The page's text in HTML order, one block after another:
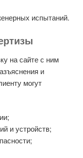
испытаний.
на сайте с ним
и
могут
и устройств;